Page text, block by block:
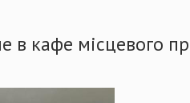
в кафе місцевого